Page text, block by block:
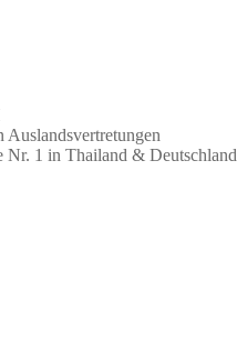
Nr. 1 in Thailand & Deutschland